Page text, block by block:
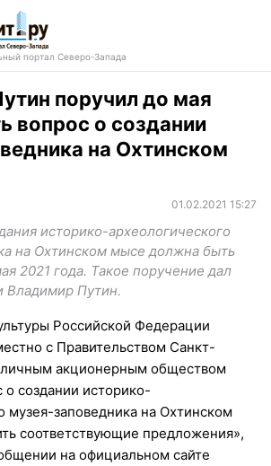
портал Северо-Запада
поручил до мая
вопрос о создании
на Охтинском
01.02.2021 15:27
историко-археологического
на Охтинском мысе должна быть
2021 года. Такое поручение дал
Владимир Путин.
Российской Федерации
с Правительством Санкт-
акционерным обществом
о создании историко­-
музея-заповедника на Охтинском
соответствующие предложения»,
на официальном сайте